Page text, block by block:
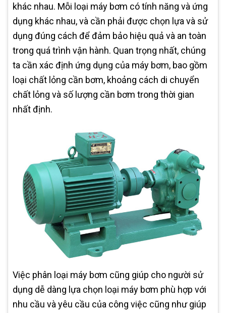
khác nhau. Mỗi loại máy bơm có tính năng và ứng
dụng khác nhau, và cần phải được chọn lựa và sử
dụng đúng cách để đảm bảo hiệu quả và an toàn
trong quá trình vận hành. Quan trọng nhất, chúng
ta cần xác định ứng dụng của máy bơm, bao gồm
loại chất lỏng cần bơm, khoảng cách di chuyển
chất lỏng và số lượng cần bơm trong thời gian
nhất định.
Việc phân loại máy bơm cũng giúp cho người sử
dụng dễ dàng lựa chọn loại máy bơm phù hợp với
nhu cầu và yêu cầu của công việc cũng như giúp